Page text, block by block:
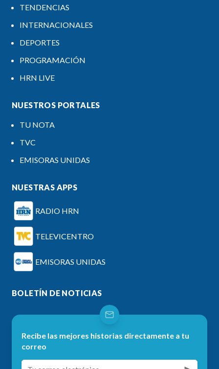
TENDENCIAS
INTERNACIONALES
DEPORTES
PROGRAMACIÓN
HRN LIVE
NUESTROS PORTALES
TU NOTA
TVC
EMISORAS UNIDAS
NUESTRAS APPS
RADIO HRN
TELEVICENTRO
EMISORAS UNIDAS
BOLETÍN DE NOTICIAS
Recibe las mejores historias directamente a tu
correo